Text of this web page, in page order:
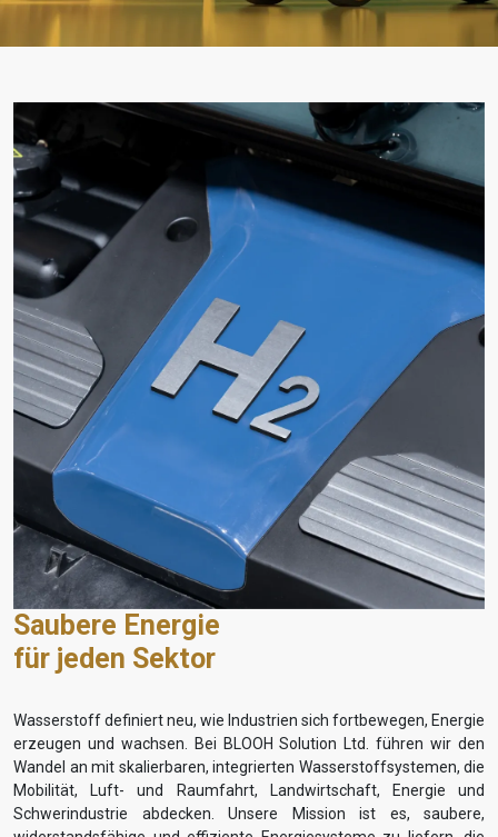
Saubere Energie
für jeden Sektor
Wasserstoff definiert neu, wie Industrien sich fortbewegen, Energie
erzeugen und wachsen. Bei BLOOH Solution Ltd. führen wir den
Wandel an mit skalierbaren, integrierten Wasserstoffsystemen, die
Mobilität, Luft- und Raumfahrt, Landwirtschaft, Energie und
Schwerindustrie abdecken. Unsere Mission ist es, saubere,